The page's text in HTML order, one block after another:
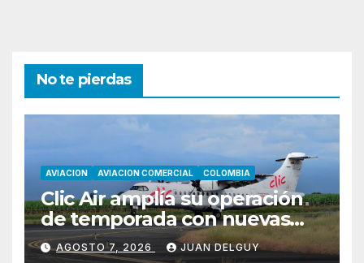
No te pierdas
AVIACION AVIACION COMERCIAL COLOMBIA
Clic Air amplía su operación
de temporada con nuevas
rutas hacia Cartagena y Tolú
AGOSTO 7, 2026 JUAN DELGUY